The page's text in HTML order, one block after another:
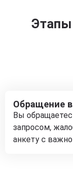
Этапы
Обращение
Вы
запросом,
анкету с